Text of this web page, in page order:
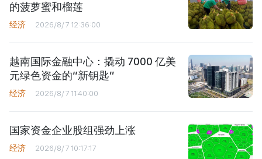
的菠萝蜜和榴莲
经济 2026/8/7 12:36:00
越南国际金融中心：撬动 7000 亿美
元绿色资金的“新钥匙”
经济 2026/8/7 11:40:00
国家资金企业股组强劲上涨
经济 2026/8/7 10:17:17